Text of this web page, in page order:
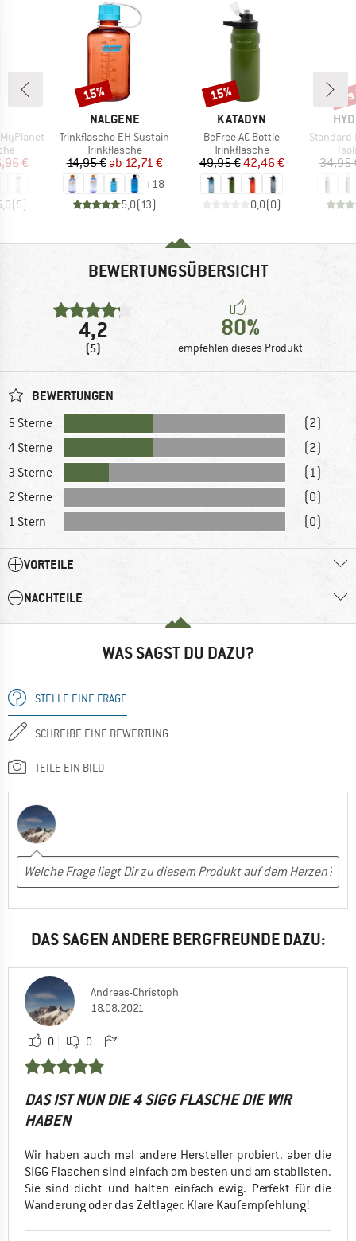
Preis
€
(5)
MARKE
NALGENE
Artikel
Trinkflasche EH Sustain
Produktgruppe
Trinkflasche
Preis
14,95 € reduzierter Preis
ab 12,71 €
+18
5,0(13)
Rabatt
15%
MARKE
KATADYN
Artikel
BeFree AC Bottle
Produktgruppe
Trinkflasche
Preis
49,95 €reduzierter Preis
42,46 €
0,0(0)
Rabatt
15%
Artikel
Standard Mouth
34,95
BEWERTUNGSÜBERSICHT
4,2
(5)
80%
empfehlen dieses Produkt
BEWERTUNGEN
5 Sterne
(2)
4 Sterne
(2)
3 Sterne
(1)
2 Sterne
(0)
1 Stern
(0)
VORTEILE
NACHTEILE
WAS SAGST DU DAZU?
STELLE EINE FRAGE
SCHREIBE EINE BEWERTUNG
TEILE EIN BILD
DAS SAGEN ANDERE BERGFREUNDE DAZU:
Andreas-Christoph
18.08.2021
0 0
DAS IST NUN DIE 4 SIGG FLASCHE DIE WIR
HABEN
Wir haben auch mal andere Hersteller probiert. aber die
SIGG Flaschen sind einfach am besten und am stabilsten.
Sie sind dicht und halten einfach ewig. Perfekt für die
Wanderung oder das Zeltlager. Klare Kaufempfehlung!